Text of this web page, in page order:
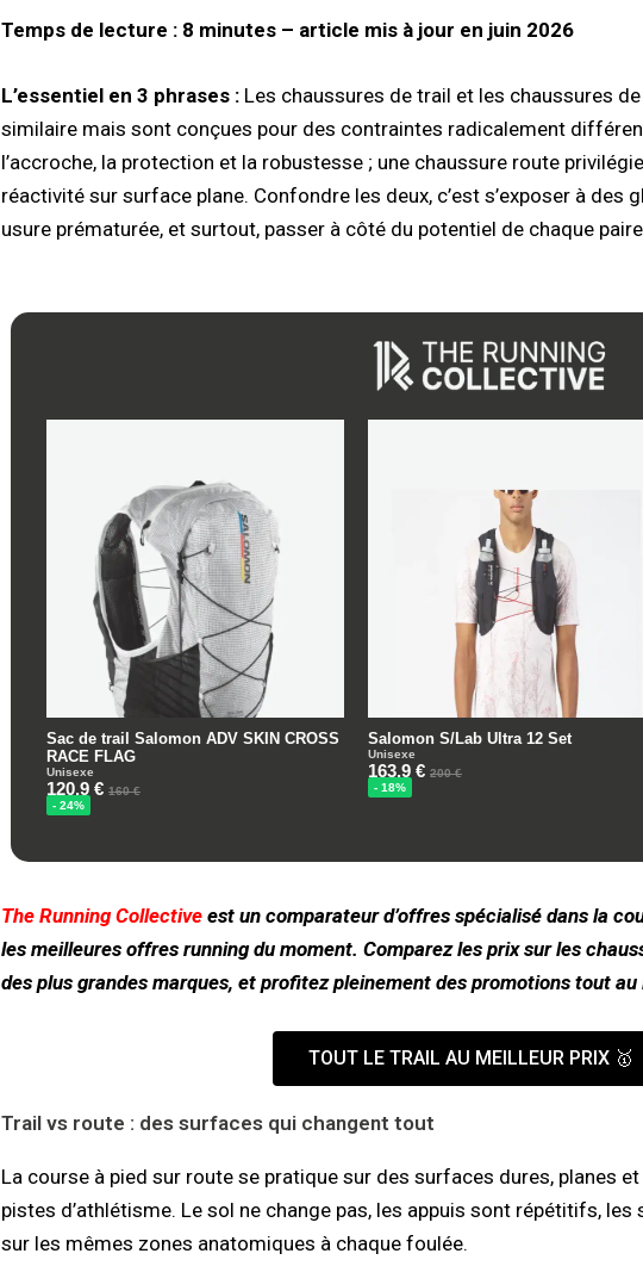
Temps de lecture : 8 minutes – article mis à jour en juin 2026
L’essentiel en 3 phrases :Les chaussures de trail et les chaussures
similaire mais sont conçues pour des contraintes radicalement
l’accroche, la protection et la robustesse ; une chaussure route
réactivité sur surface plane. Confondre les deux, c’est s’exposer à des
usure prématurée, et surtout, passer à côté du potentiel de chaque
The Running Collectiveest un comparateur d’offres spécialisé dans la
les meilleures offres running du moment. Comparez les prix sur les
des plus grandes marques, et profitez pleinement des promotions tout au
TOUT LE TRAIL AU MEILLEUR PRIX 🥇
Trail vs route : des surfaces qui changent tout
La course à pied sur route se pratique sur des surfaces dures, planes
pistes d’athlétisme. Le sol ne change pas, les appuis sont répétitifs,
sur les mêmes zones anatomiques à chaque foulée.